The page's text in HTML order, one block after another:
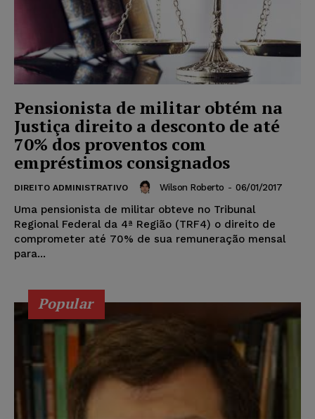
Pensionista de militar obtém na
Justiça direito a desconto de até
70% dos proventos com
empréstimos consignados
DIREITO ADMINISTRATIVO Wilson Roberto - 06/01/2017
Uma pensionista de militar obteve no Tribunal
Regional Federal da 4ª Região (TRF4) o direito de
comprometer até 70% de sua remuneração mensal
para...
Popular